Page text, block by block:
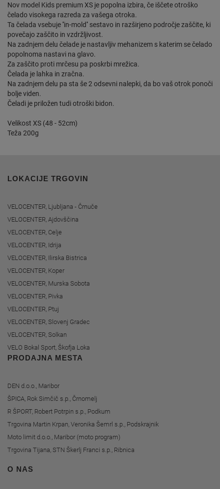
Nov model Kids premium XS je popolna izbira, če iščete otroško
čelado visokega razreda za vašega otroka.
Ta čelada vsebuje ''in-mold'' sestavo in razširjeno področje zaščite, ki
povečajo zaščito in vzdržljivost.
Na zadnjem delu čelade je nastavljiv mehanizem s katerim se čelado
popolnoma nastavi na glavo.
Za zaščito proti mrčesu pa poskrbi mrežica.
Čelada je lahka in zračna.
Na zadnjem delu pa sta še 2 odsevni nalepki, da bo vaš otrok ponoči
bolje viden.
Čeladi je priložen tudi otroški bidon.
Velikost XS (48 - 52cm)
Teža 200g
LOKACIJE TRGOVIN
VELOCENTER, Ljubljana - Črnuče
VELOCENTER, Ajdovščina
VELOCENTER, Celje
VELOCENTER, Idrija
VELOCENTER, Ilirska Bistrica
VELOCENTER, Koper
VELOCENTER, Murska Sobota
VELOCENTER, Pivka
VELOCENTER, Ptuj
VELOCENTER, Slovenj Gradec
VELOCENTER, Solkan
VELO Bokal Sport, Škofja Loka
PRODAJNA MESTA
DEN d.o.o., Maribor
ŠPICA, Rok Simčič s.p., Črnomelj
R ŠPORT, Robert Potrpin s.p., Podkum
Trgovina Martin Krpan, Veronika Šemrl s.p., Podskrajnik
Moto limit d.o.o., Maribor (moto program)
Trgovina Tijana, STN Škerlj Franci s.p., Ribnica
O NAS